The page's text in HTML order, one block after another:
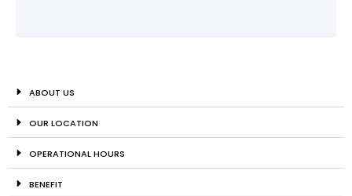
ABOUT US
OUR LOCATION
OPERATIONAL HOURS
BENEFIT